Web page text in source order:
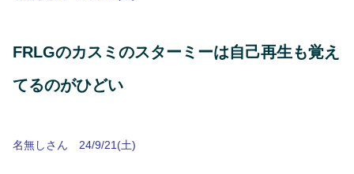
FRLGのカスミのスターミーは自己再生も覚え
てるのがひどい
名無しさん 24/9/21(土)